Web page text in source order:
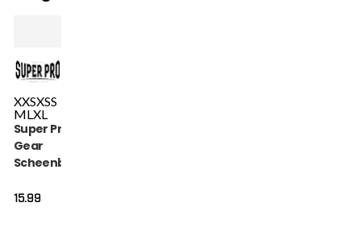
XXSXSS
MLXL
Super Pro Combat
Gear
Scheenbeschermer
Wit
15.99